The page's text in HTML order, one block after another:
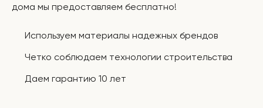
дома мы предоставляем бесплатно!
Используем материалы надежных брендов
Четко соблюдаем технологии строительства
Даем гарантию 10 лет